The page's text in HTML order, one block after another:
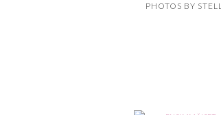
PHOTOS BY